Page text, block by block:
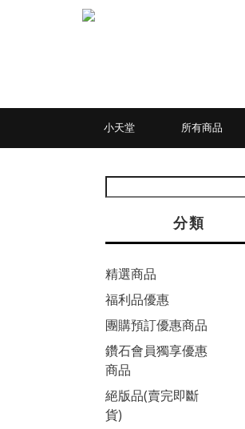
小天堂 所有商品
分類
精選商品
福利品優惠
團購預訂優惠商品
鑽石會員獨享優惠
商品
絕版品(賣完即斷
貨)